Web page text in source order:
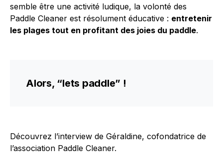
semble être une activité ludique, la volonté des
Paddle Cleaner est résolument éducative : entretenir
les plages tout en profitant des joies du paddle.
Alors, “lets paddle” !
Découvrez l’interview de Géraldine, cofondatrice de
l’association Paddle Cleaner.